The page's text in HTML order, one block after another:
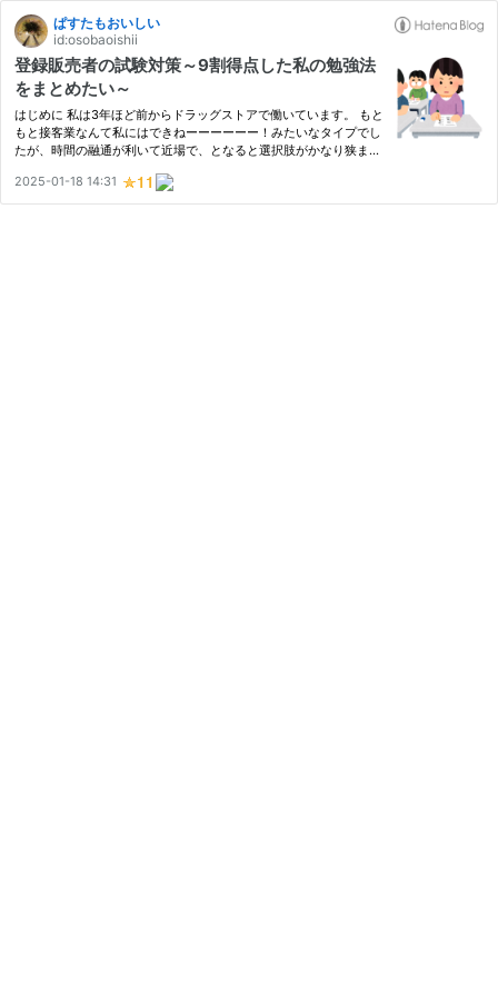
ぱすたもおいしい
id:osobaoishii
登録販売者の試験対策～9割得点した私の勉強法
をまとめたい～
はじめに 私は3年ほど前からドラッグストアで働いています。 もと
もと接客業なんて私にはできねーーーーーー！みたいなタイプでし
たが、時間の融通が利いて近場で、となると選択肢がかなり狭ま
す。 で、2024年8月末に登録販売者試験を受けました。 全体の9
割を…
2025-01-18 14:31